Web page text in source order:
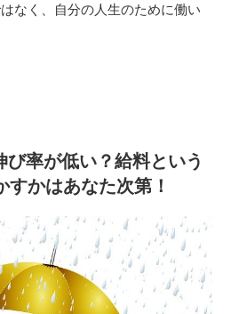
なく、自分の人生のために働い
率が低い？給料という
すかはあなた次第！